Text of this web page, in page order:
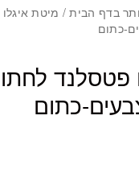
בדף הבית/ מיטת
פטסלנד